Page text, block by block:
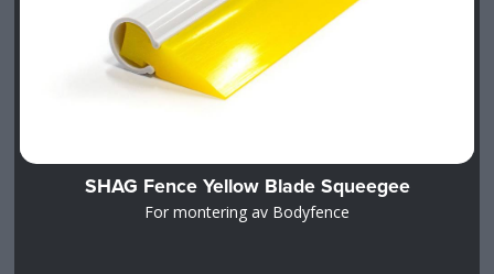
SHAG Fence Yellow Blade Squeegee
For montering av Bodyfence